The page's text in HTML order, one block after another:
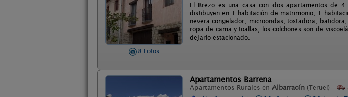
8 Fotos
El Brezo es una casa con dos apartamentos de
distibuyen en 1 habitación de matrimonio, 1
nevera congelador, microondas, tostadora,
ropa de cama y toallas, los colchones son de
dejarlo estacionado.
Apartamentos Barrena
Apartamentos Rurales en Albarracín (Teruel)